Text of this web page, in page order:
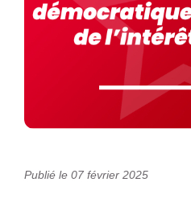
Publié le 07 février 2025